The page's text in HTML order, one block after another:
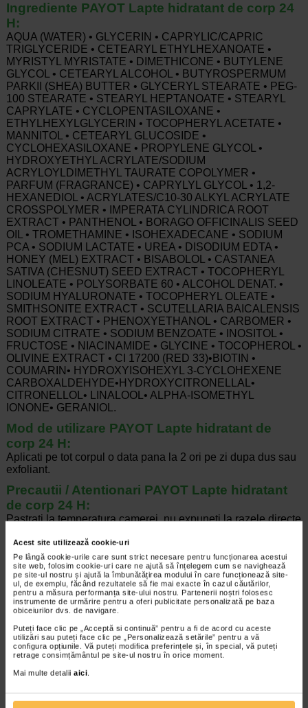
Acest site utilizează cookie-uri
Pe lângă cookie-urile care sunt strict necesare pentru funcționarea acestui
site web, folosim cookie-uri care ne ajută să înțelegem cum se navighează
pe site-ul nostru și ajută la îmbunătățirea modului în care funcționează site-
ul, de exemplu, făcând rezultatele să fie mai exacte în cazul căutărilor,
pentru a măsura performanța site-ului nostru. Partenerii noștri folosesc
instrumente de urmărire pentru a oferi publicitate personalizată pe baza
obiceiurilor dvs. de navigare.
Puteți face clic pe „Acceptă si continuă” pentru a fi de acord cu aceste
utilizări sau puteți face clic pe „Personalizează setările” pentru a vă
configura opțiunile. Vă puteți modifica preferințele și, în special, vă puteți
retrage consimțământul pe site-ul nostru în orice moment.
Mai multe detalii aici
Ingrediente PAYOT Lapte hidratant de corp 24
H:
AQUA (WATER) • GLYCERIN • CAPRYLIC/CAPRIC
TRIGLYCERIDE • CETEARYL ETHYLHEXANOATE •
MYRISTYL MYRISTATE • DIMETHICONE • BUTYLENE
GLYCOL • CETEARYL ALCOHOL • BUTYROSPERMUM
PARKII (SHEA) BUTTER • GLYCERYL STEARATE • PEG-
100 STEARATE • STEARYL HEPTANOATE • STEARYL
CAPRYLATE • CYCLOPENTASILOXANE •
ETHYLHEXYLGLYCERIN • TOCOPHERYL ACETATE •
MANNITOL • CETEARYL GLUCOSIDE •
CYCLOHEXASILOXANE • PROPYLENE GLYCOL •
HYDROXYETHYL ACRYLATE/SODIUM
ACRYLOYLDIMETHYL TAURATE COPOLYMER •
PARFUM (FRAGRANCE) • CAPRYLYL GLYCOL • 1,2-
HEXANEDIOL • ACRYLATES/C10-30 ALKYL ACRYLATE
CROSSPOLYMER • IMPERATA CYLINDRICA ROOT
EXTRACT • PANTHENOL • BORAGO OFFICINALIS SEED
OIL • TROMETHAMINE • ISOHEXADECANE • SODIUM
PCA • SODIUM LACTATE • UREA • DISODIUM EDTA •
HONEY (MEL) EXTRACT • BISABOLOL • CASTANEA
SATIVA (CHESNUT) SEED EXTRACT • TOCOPHERYL
LINOLEATE • POLYSORBATE 60 • ALCOHOL DENAT. •
SODIUM HYALURONATE • TOCOPHERYL OLEATE •
SMITHSONITE EXTRACT • SCUTELLARIA BAICALENSIS
ROOT EXTRACT • PHENOXYETHANOL • CARBOMER •
SODIUM CITRATE • SODIUM BENZOATE • INOSITOL •
FRUCTOSE • NIACINAMIDE • GLYCINE • TOCOPHEROL •
OLIVINE EXTRACT • CI 17200 (RED 33)•BIOTIN •
COUMARIN• HYDROXYISOHEXYL 3-CYCLOHEXENE
CARBOXALDEHYDE•HYDROXYCITRONELLAL•
CITRONELLOL• LINALOOL• ALPHA-ISOMETHYL
IONONE• GERANIOL.
Mod de utilizare PAYOT Lapte hidratant de
corp 24 H:
Aplicati pe tot corpul o data pana la 2 ori pe zi dupa dus sau
exfoliant.
Precautii / Atentionari PAYOT Lapte hidratant
de corp 24 H:
Pastrati la temperatura camerei, nu expuneti la razele directe
Producator: LABORATOIRES PAYOT
*Pentru pret te asteptam in cea mai apropiata farmacie Catena
VEZI PRODUSE DIN ACEEASI CATEGORIE
-35% Preț întreg: 65.50 Lei
Preț redus: 42.58 Lei
-15% Preț întreg: